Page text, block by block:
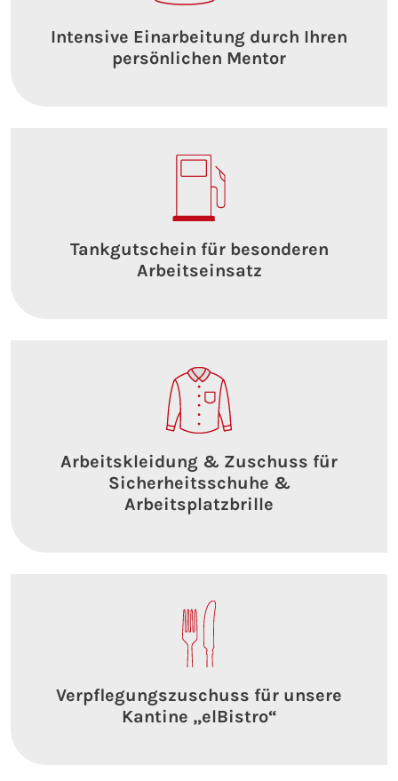
Intensive Einarbeitung durch Ihren
persönlichen Mentor
Tankgutschein für besonderen
Arbeitseinsatz
Arbeitskleidung & Zuschuss für
Sicherheitsschuhe &
Arbeitsplatzbrille
Verpflegungszuschuss für unsere
Kantine „elBistro“